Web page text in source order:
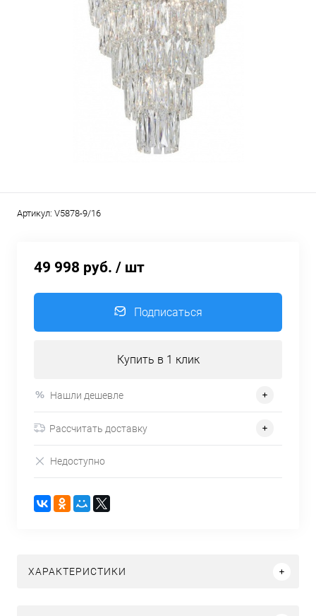
Артикул: V5878-9/16
49 998 руб. / шт
Подписаться
Купить в 1 клик
Нашли дешевле
Рассчитать доставку
Недоступно
ХАРАКТЕРИСТИКИ